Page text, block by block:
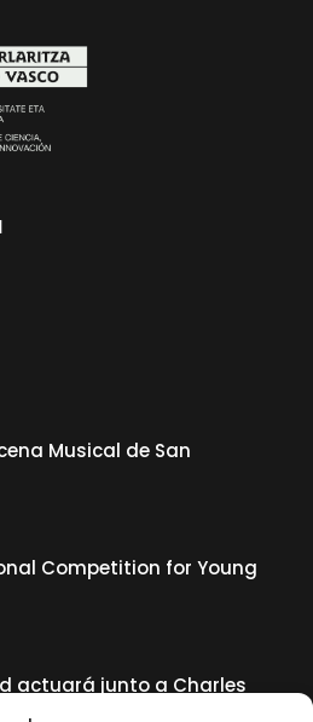
Musical de San
Competition for Young
actuará junto a Charles